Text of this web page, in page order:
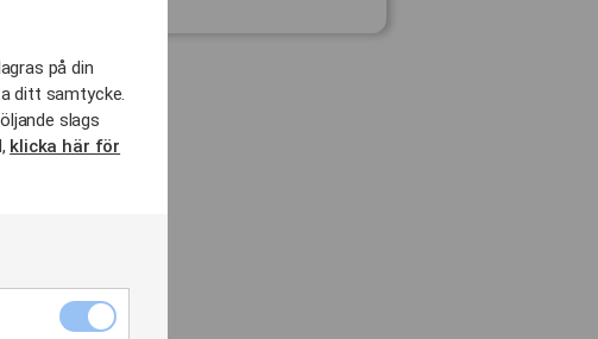
på din
ditt samtycke.
slags
klicka här för
Nödvändiga